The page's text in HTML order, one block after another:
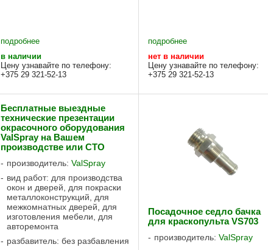
подробнее
в наличии
Цену узнавайте по телефону:
+375 29 321-52-13
подробнее
нет в наличии
Цену узнавайте по телефону:
+375 29 321-52-13
Бесплатные выездные
технические презентации
окрасочного оборудования
ValSpray на Вашем
производстве или СТО
производитель: ValSpray
вид работ: для производства
окон и дверей, для покраски
металлоконструкций, для
межкомнатных дверей, для
изготовления мебели, для
авторемонта
разбавитель: без разбавления
Посадочное седло бачка
для краскопульта VS703
производитель: ValSpray